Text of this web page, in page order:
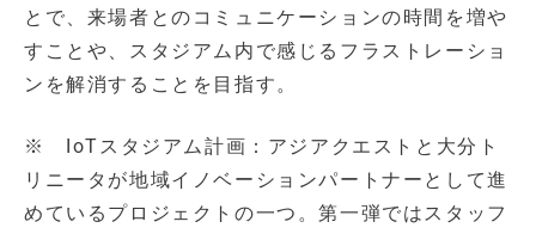
とで、来場者とのコミュニケーションの時間を増や
すことや、スタジアム内で感じるフラストレーショ
ンを解消することを目指す。
※ IoTスタジアム計画：アジアクエストと大分ト
リニータが地域イノベーションパートナーとして進
めているプロジェクトの一つ。第一弾ではスタッフ